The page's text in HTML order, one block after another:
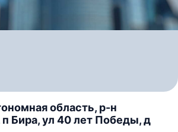
область, р-н
Бира, ул 40 лет Победы, д